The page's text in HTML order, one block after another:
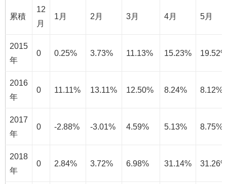
累積
12
月
1月 2月 3月 4月 5月
2015
年
0 0.25% 3.73% 11.13% 15.23% 19.52%
2016
年
0 11.11% 13.11% 12.50% 8.24% 8.12%
2017
年
0 -2.88% -3.01% 4.59% 5.13% 8.75%
2018
年
0 2.84% 3.72% 6.98% 31.14% 31.26%